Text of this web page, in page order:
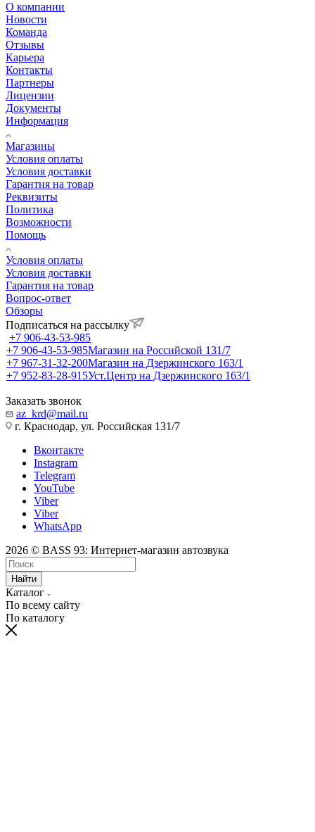
О компании
Новости
Команда
Отзывы
Карьера
Контакты
Партнеры
Лицензии
Документы
Информация
Магазины
Условия оплаты
Условия доставки
Гарантия на товар
Реквизиты
Политика
Возможности
Помощь
Условия оплаты
Условия доставки
Гарантия на товар
Вопрос-ответ
Обзоры
Подписаться на рассылку
+7 906-43-53-985
+7 906-43-53-985Магазин на Российской 131/7
+7 967-31-32-200Магазин на Дзержинского 163/1
+7 952-83-28-915Уст.Центр на Дзержинского 163/1
Заказать звонок
az_krd@mail.ru
г. Краснодар, ул. Российская 131/7
Вконтакте
Instagram
Telegram
YouTube
Viber
Viber
WhatsApp
2026 © BASS 93: Интернет-магазин автозвука
Найти
Каталог
По всему сайту
По каталогу